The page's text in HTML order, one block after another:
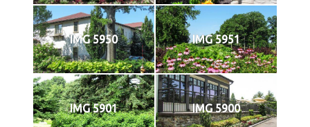
IMG 5950 IMG 5951
IMG 5901 IMG 5900